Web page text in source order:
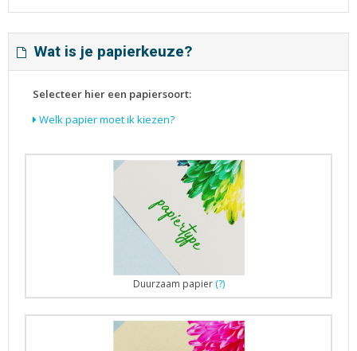
Wat is je papierkeuze?
Selecteer hier een papiersoort:
Welk papier moet ik kiezen?
Duurzaam papier (?)